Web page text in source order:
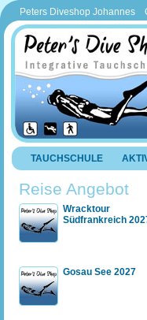
Peters Diveshop Johannes
TAUCHSCHULE
Reise Angebot
Wracktour
Südfrankreich
Gosau See 2027